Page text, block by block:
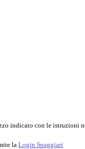
indicato con le istruzioni
la Login Spaggiari